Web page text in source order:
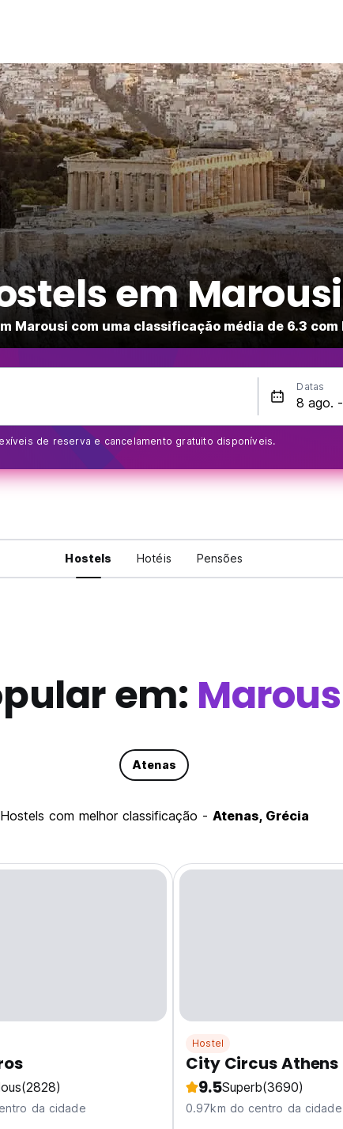
em Marousi
Marousi com uma classificação média de 6.3
Datas
de reserva e cancelamento gratuito disponíveis.
Hostels Hotéis Pensões
em:
Atenas
hostels com melhor classificação - Atenas, Grécia
(2828)
da cidade
Hostel
City Circus Athens
9.5Superb(3690)
0.97km do centro da cidade